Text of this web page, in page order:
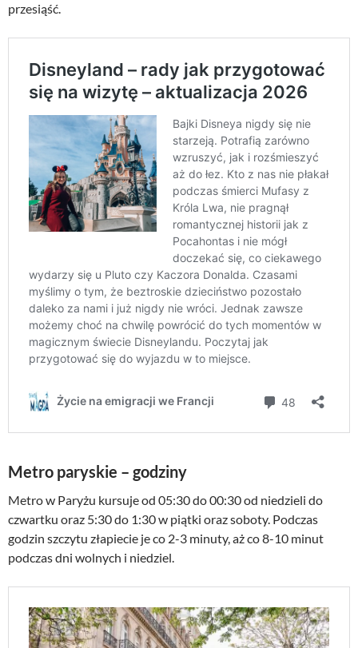
przesiąść.
Metro paryskie – godziny
Metro w Paryżu kursuje od 05:30 do 00:30 od niedzieli do
czwartku oraz 5:30 do 1:30 w piątki oraz soboty. Podczas
godzin szczytu złapiecie je co 2-3 minuty, aż co 8-10 minut
podczas dni wolnych i niedziel.